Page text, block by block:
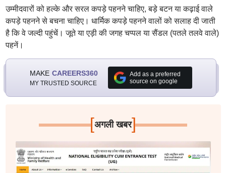
उम्मीदवारों को हल्के और सरल कपड़े पहनने चाहिए, बड़े बटन या कढ़ाई वाले
कपड़े पहनने से बचना चाहिए। धार्मिक कपड़े पहनने वालों को सलाह दी जाती
है कि वे जल्दी पहुंचें। जूते या एड़ी की जगह चप्पल या सैंडल (पतले तलवे वाले)
पहनें।
MAKE CAREERS360
MY TRUSTED SOURCE
Add as a preferred
source on google
[अगली खबर]